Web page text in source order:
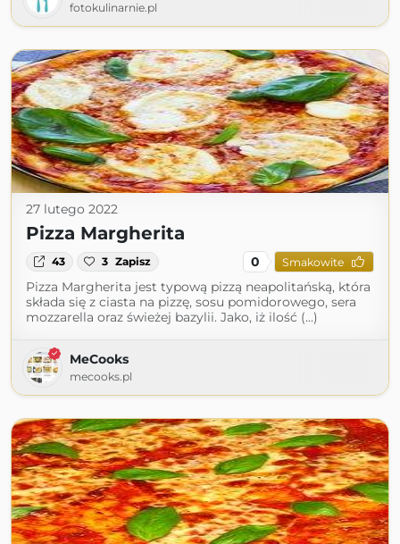
fotokulinarnie.pl
27 lutego 2022
Pizza Margherita
43 3 Zapisz 0 Smakowite
Pizza Margherita jest typową pizzą neapolitańską, która
składa się z ciasta na pizzę, sosu pomidorowego, sera
mozzarella oraz świeżej bazylii. Jako, iż ilość (...)
MeCooks
mecooks.pl